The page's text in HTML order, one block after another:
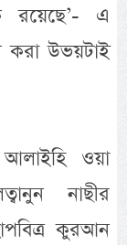
রয়েছে’- এ
করা উভয়টাই
আলাইহি ওয়া
নাছীর
কুরআন